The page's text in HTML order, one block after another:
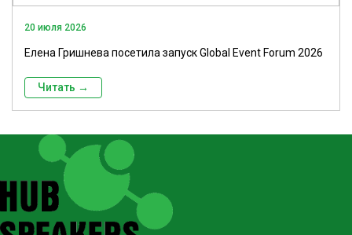
20 июля 2026
Елена Гришнева посетила запуск Global Event Forum 2026
Читать →